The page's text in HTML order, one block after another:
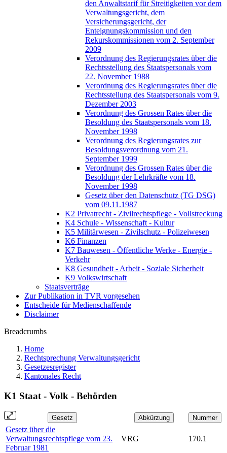
den Anwaltstarif für Streitigkeiten vor dem
Verwaltungsgericht, dem
Versicherungsgericht, der
Enteignungskommission und den
Rekurskommissionen vom 2. September
2009
Verordnung des Regierungsrates über die
Rechtsstellung des Staatspersonals vom
22. November 1988
Verordnung des Regierungsrates über die
Rechtsstellung des Staatspersonals vom 9.
Dezember 2003
Verordnung des Grossen Rates über die
Besoldung des Staatspersonals vom 18.
November 1998
Verordnung des Regierungsrates zur
Besoldungsverordnung vom 21.
September 1999
Verordnung des Grossen Rates über die
Besoldung der Lehrkräfte vom 18.
November 1998
Gesetz über den Datenschutz (TG DSG)
vom 09.11.1987
K2 Privatrecht - Zivilrechtspflege - Vollstreckung
K4 Schule - Wissenschaft - Kultur
K5 Militärwesen - Zivilschutz - Polizeiwesen
K6 Finanzen
K7 Bauwesen - Öffentliche Werke - Energie -
Verkehr
K8 Gesundheit - Arbeit - Soziale Sicherheit
K9 Volkswirtschaft
Staatsverträge
Zur Publikation in TVR vorgesehen
Entscheide für Medienschaffende
Disclaimer
Breadcrumbs
Home
Rechtsprechung Verwaltungsgericht
Gesetzesregister
Kantonales Recht
K1 Staat - Volk - Behörden
Gesetz Abkürzung Nummer
Gesetz über die
Verwaltungsrechtspflege vom 23.
Februar 1981
VRG 170.1